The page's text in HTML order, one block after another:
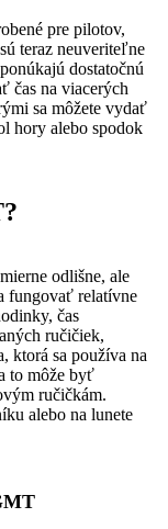
pre pilotov,
teraz neuveriteľne
dostatočnú
čas na viacerých
sa môžete vydať
hory alebo spodok
odlišne, ale
fungovať relatívne
čas
ručičiek,
ktorá sa používa na
to môže byť
ručičkám.
alebo na lunete